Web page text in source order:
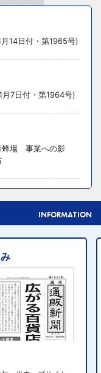
14日付・第1965号)
7日付・第1964号)
蜂場 事業への影
フェッショナルらの
違反で9カ月の業務
INFORMATION